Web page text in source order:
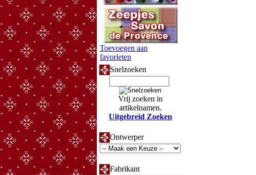
Toevoegen aan
favorieten
Snelzoeken
Vrij zoeken in
artikelnamen.
Uitgebreid Zoeken
Ontwerper
Fabrikant